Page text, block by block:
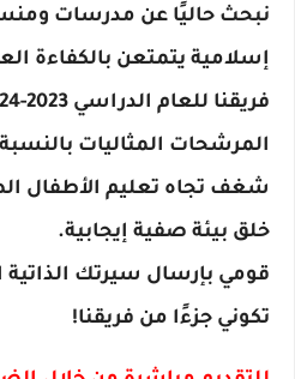
نبحث حاليًا عن مدرسات
إسلامية يتمتعن بالكفاءة
فريقنا للعام الدراسي 2023-2024!
المرشحات المثاليات
شغف تجاه تعليم الأطفال
خلق بيئة صفية إيجابية.
قومي بإرسال سيرتك الذاتية
تكوني جزءًا من فريقنا!